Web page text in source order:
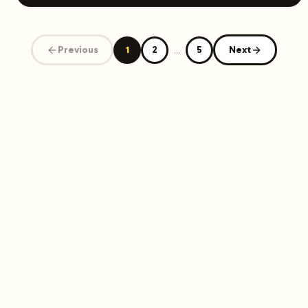
częściej wybierają platformy AI, takie jak Launchmind.
Previous 1 2 ... 5 Next